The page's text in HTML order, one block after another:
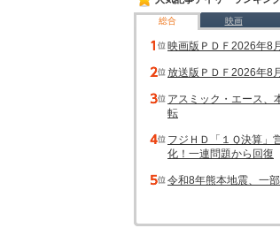
総合 映画
映画版ＰＤＦ2026年8
放送版ＰＤＦ2026年8
アスミック・エース、
転
フジＨＤ「１Ｑ決算」
化！一連問題から回復
令和8年熊本地震、一